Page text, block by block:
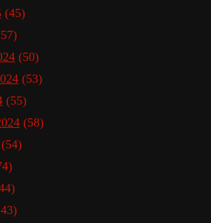
(45)
(50)
(53)
(55)
(58)
(54)